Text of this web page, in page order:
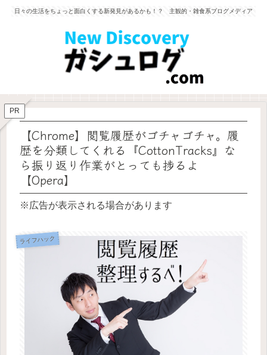
日々の生活をちょっと面白くする新発見があるかも！？ 主観的・雑食系ブログメディア
PR
【Chrome】閲覧履歴がゴチャゴチャ。履
歴を分類してくれる『CottonTracks』な
ら振り返り作業がとっても捗るよ
【Opera】
※広告が表示される場合があります
ライフハック